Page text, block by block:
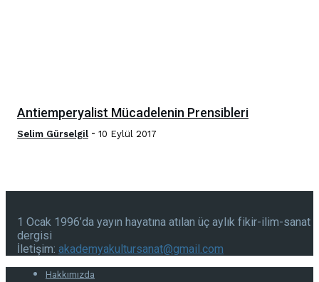
Antiemperyalist Mücadelenin Prensibleri
Selim Gürselgil - 10 Eylül 2017
1 Ocak 1996’da yayın hayatına atılan üç aylık fikir-ilim-sanat
dergisi
İletişim: akademyakultursanat@gmail.com
Hakkımızda